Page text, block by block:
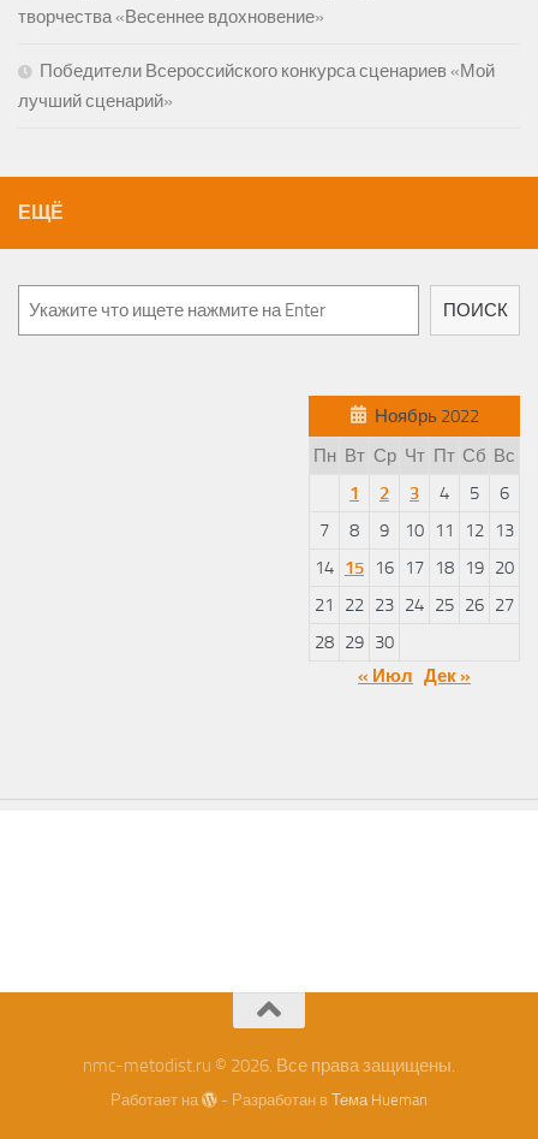
творчества «Весеннее вдохновение»
Победители Всероссийского конкурса сценариев «Мой
лучший сценарий»
ЕЩЁ
ПОИСК
Ноябрь 2022
Пн Вт Ср Чт Пт Сб Вс
1
2 3 4 5
6
7
8 9 10 11 12
13
14 15 16 17 18 19 20
21
22 23 24 25 26 27
28 29 30
« Июл Дек »
nmc-metodist.ru © 2026. Все права защищены.
Работает на - Разработан вТема Hueman